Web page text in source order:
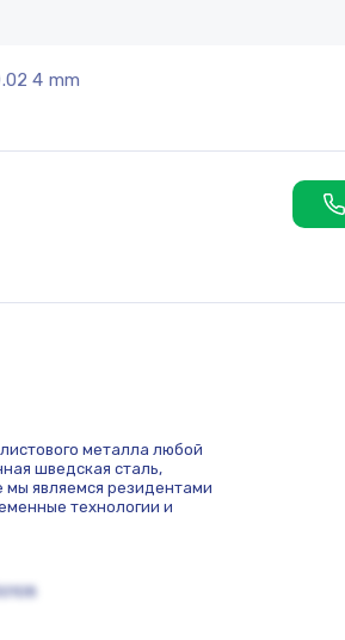
4 mm
металла любой
шведская сталь,
являемся резидентами
технологии и